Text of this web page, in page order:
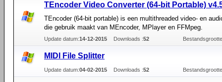
TEncoder Video Converter (64-bit Portable)
TEncoder (64-bit portable) is een multithreaded video- en
die gebruik maakt van MEncoder, MPlayer en FFMpeg.
Update datum:14-12-2015 Downloads :52
MIDI File Splitter
Update datum:04-02-2015 Downloads :52